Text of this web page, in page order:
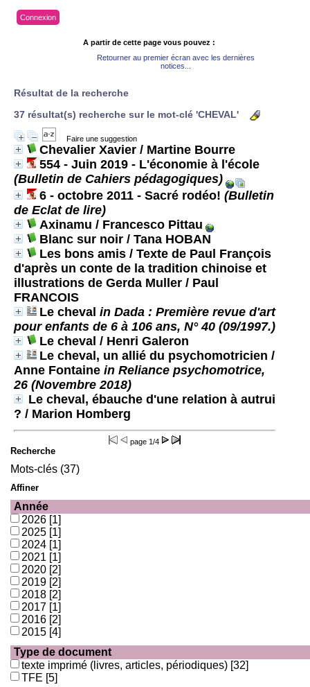
Connexion
A partir de cette page vous pouvez :
Retourner au premier écran avec les dernières
notices...
Résultat de la recherche
37 résultat(s) recherche sur le mot-clé 'CHEVAL'
Faire une suggestion
Chevalier Xavier / Martine Bourre
554 - Juin 2019 - L'économie à l'école
(Bulletin de Cahiers pédagogiques)
6 - octobre 2011 - Sacré rodéo! (Bulletin
de Eclat de lire)
Axinamu / Francesco Pittau
Blanc sur noir / Tana HOBAN
Les bons amis / Texte de Paul François
d'après un conte de la tradition chinoise et
illustrations de Gerda Muller / Paul
FRANCOIS
Le cheval in Dada : Première revue d'art
pour enfants de 6 à 106 ans, N° 40 (09/1997.)
Le cheval / Henri Galeron
Le cheval, un allié du psychomotricien /
Anne Fontaine in Reliance psychomotrice,
26 (Novembre 2018)
Le cheval, ébauche d'une relation à autrui
? / Marion Homberg
page 1/4
Recherche
Mots-clés (37)
Affiner
Année
2026 [1]
2025 [1]
2024 [1]
2021 [1]
2020 [2]
2019 [2]
2018 [2]
2017 [1]
2016 [2]
2015 [4]
Type de document
texte imprimé (livres, articles, périodiques) [32]
TFE [5]